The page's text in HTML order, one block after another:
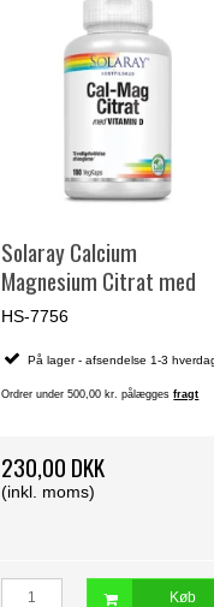
Solaray Calcium
Magnesium Citrat med
vitamin D - 180 kap.
HS-7756
På lager - afsendelse 1-3
Ordrer under 500,00 kr. pålæggesfragt
230,00 DKK
(inkl. moms)
Køb